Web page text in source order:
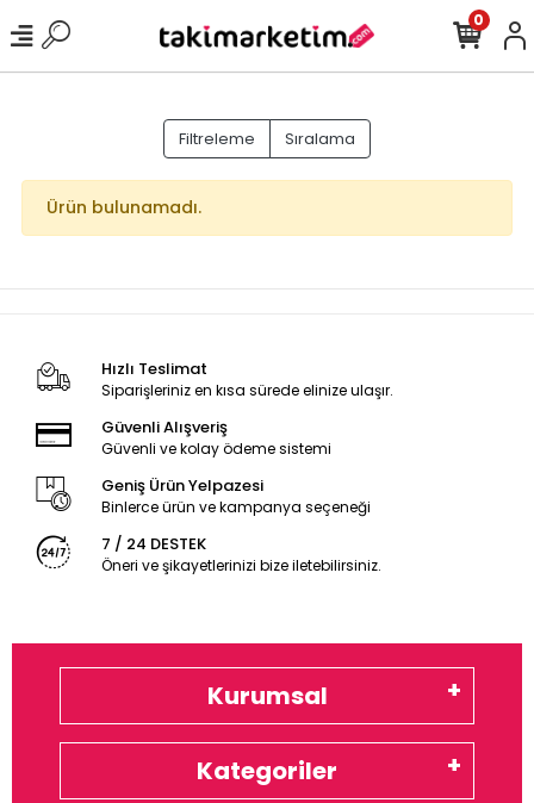
0
Filtreleme Sıralama
Ürün bulunamadı.
Hızlı Teslimat
Siparişleriniz en kısa sürede elinize ulaşır.
Güvenli Alışveriş
Güvenli ve kolay ödeme sistemi
Geniş Ürün Yelpazesi
Binlerce ürün ve kampanya seçeneği
7 / 24 DESTEK
Öneri ve şikayetlerinizi bize iletebilirsiniz.
Kurumsal
Kategoriler